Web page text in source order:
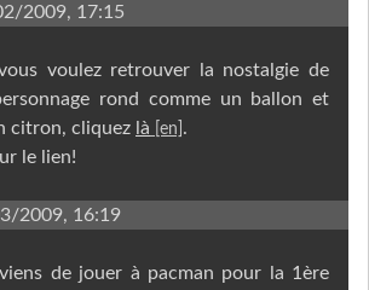
2009, 17:15
voulez retrouver la nostalgie de
rond comme un ballon et
citron, cliquez là
.
le lien!
2009, 16:19
de jouer à pacman pour la 1ère